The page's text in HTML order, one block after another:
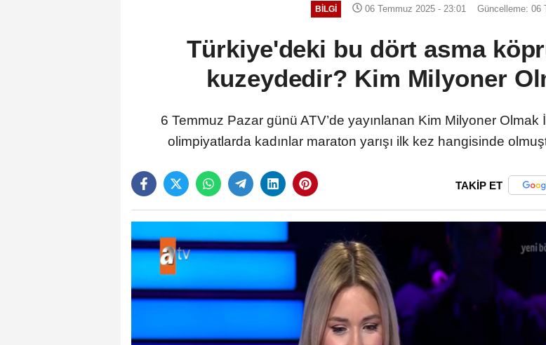
BILGI 06 Temmuz 2025 - 23:01 Güncelleme: 06
Türkiye'deki bu dört asma
kuzeydedir? Kim Milyoner
6 Temmuz Pazar günü ATV’de yayınlanan Kim Milyoner
olimpiyatlarda kadınlar maraton yarışı ilk kez hangisinde
TAKİP ET